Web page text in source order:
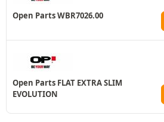
Open Parts WBR7026.00
Open Parts FLAT EXTRA SLIM
EVOLUTION